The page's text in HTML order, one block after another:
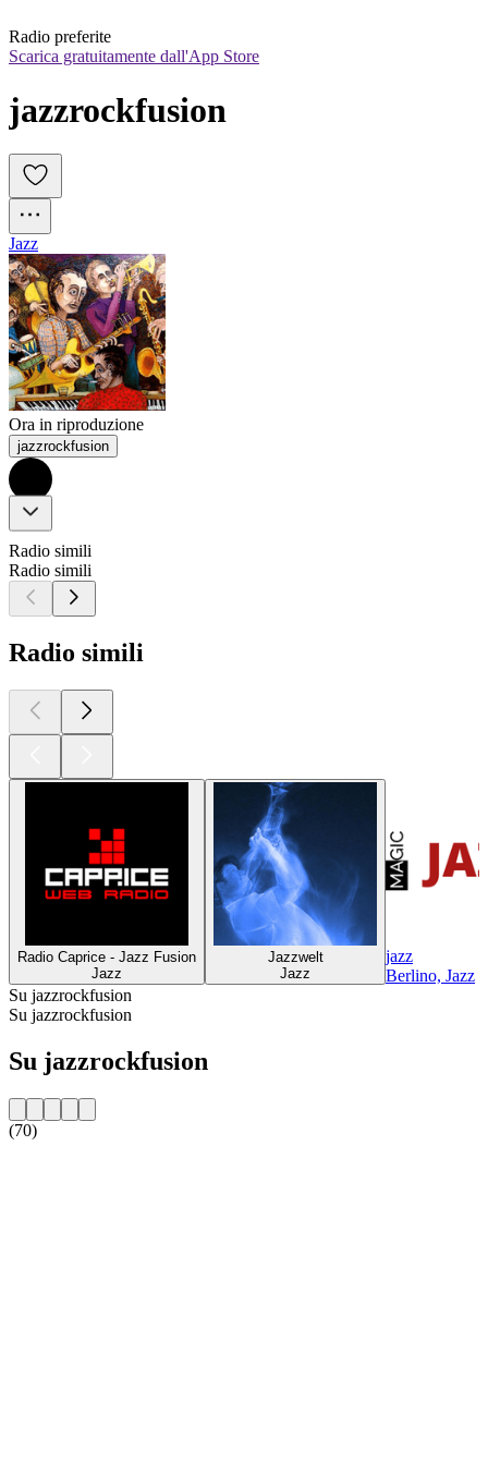
Radio preferite
Scarica gratuitamente dall'App Store
jazzrockfusion
Jazz
Ora in riproduzione
jazzrockfusion
Radio simili
Radio simili
Radio simili
Radio Caprice - Jazz Fusion
Jazz
Jazzwelt
Jazz
jazz
Berlino, Jazz
Su jazzrockfusion
Su jazzrockfusion
Su jazzrockfusion
(70)